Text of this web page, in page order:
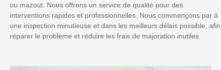
ou mazout. Nous offrons un service de qualité pour des
interventions rapides et professionnelles. Nous commençons par à
une inspection minutieuse et dans les meilleurs délais possible, afin
réparer le problème et réduire les frais de majoration inutiles.